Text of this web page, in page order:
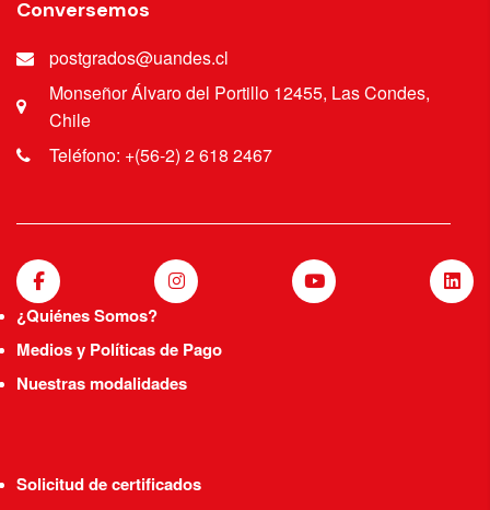
Conversemos
postgrados@uandes.cl
Monseñor Álvaro del Portillo 12455, Las Condes,
Chile
Teléfono: +(56-2) 2 618 2467
¿Quiénes Somos?
Medios y Políticas de Pago
Nuestras modalidades
Solicitud de certificados